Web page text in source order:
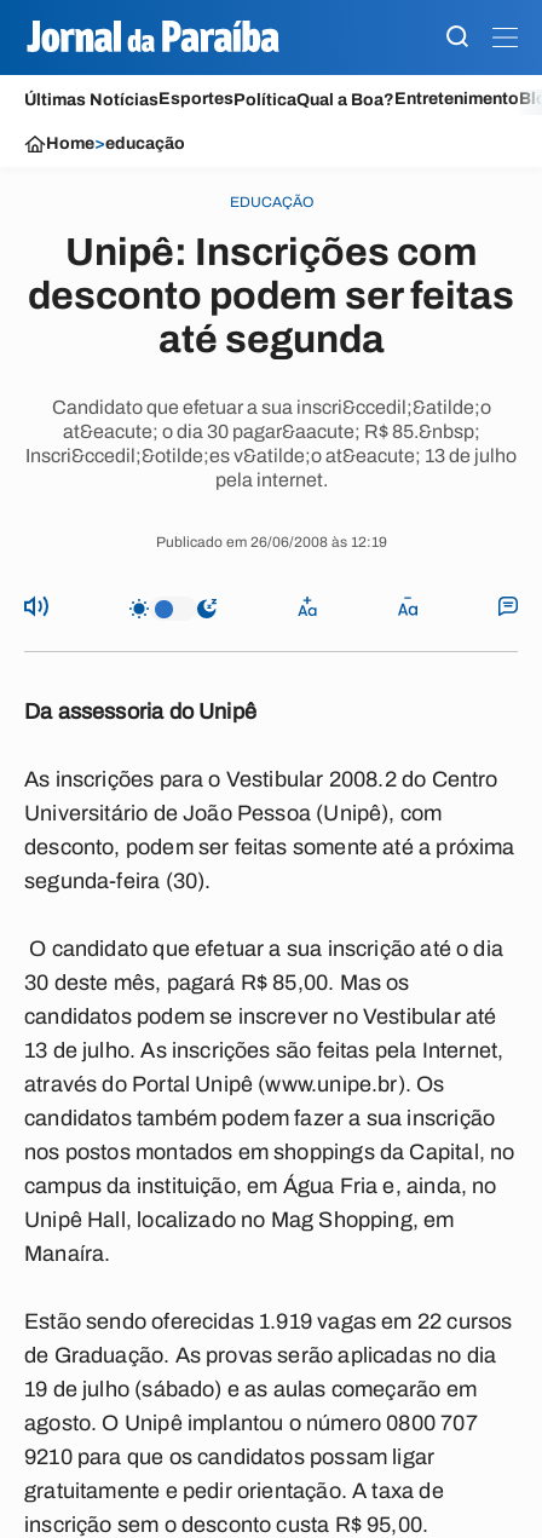
Últimas NotíciasEsportesPolíticaQual a Boa?Entretenimento
Home>educação
EDUCAÇÃO
Unipê: Inscrições com
desconto podem ser feitas
até segunda
Candidato que efetuar a sua inscri&ccedil;&atilde;o
at&eacute; o dia 30 pagar&aacute; R$ 85.&nbsp;
Inscri&ccedil;&otilde;es v&atilde;o at&eacute; 13 de julho
pela internet.
Publicado em 26/06/2008 às 12:19
Da assessoria do Unipê
As inscrições para o Vestibular 2008.2 do Centro
Universitário de João Pessoa (Unipê), com
desconto, podem ser feitas somente até a próxima
segunda-feira (30).
O candidato que efetuar a sua inscrição até o dia
30 deste mês, pagará R$ 85,00. Mas os
candidatos podem se inscrever no Vestibular até
13 de julho. As inscrições são feitas pela Internet,
através do Portal Unipê (www.unipe.br). Os
candidatos também podem fazer a sua inscrição
nos postos montados em shoppings da Capital, no
campus da instituição, em Água Fria e, ainda, no
Unipê Hall, localizado no Mag Shopping, em
Manaíra.
Estão sendo oferecidas 1.919 vagas em 22 cursos
de Graduação. As provas serão aplicadas no dia
19 de julho (sábado) e as aulas começarão em
agosto. O Unipê implantou o número 0800 707
9210 para que os candidatos possam ligar
gratuitamente e pedir orientação. A taxa de
inscrição sem o desconto custa R$ 95,00.